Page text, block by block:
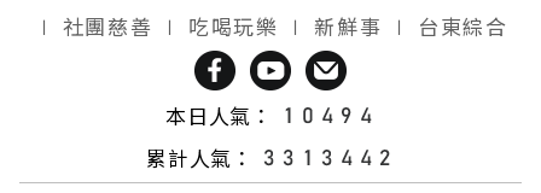
∣ 社團慈善 ∣ 吃喝玩樂 ∣ 新鮮事 ∣ 台東綜合
本日人氣：
累計人氣：